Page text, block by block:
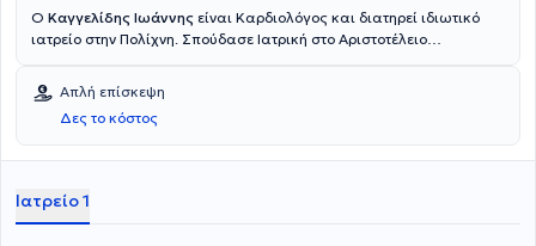
Ο Καγγελίδης Ιωάννης είναι Καρδιολόγος και διατηρεί ιδιωτικό
ιατρείο στην Πολίχνη. Σπούδασε Ιατρική στο Αριστοτέλειο
τίτλο ειδίκευσης στο Πανεπιστήμιο Θεσσαλίας. Διαθέτει εμπειρία
και έχει εργαστεί ως Ειδικός Καρδιολόγος στην Ά Πανεπιστημιακή
Καρδιολογική κλινική του νοσοκομείου ΑΧΕΠΑ.
Απλή επίσκεψη
Δες το κόστος
Ιατρείο 1